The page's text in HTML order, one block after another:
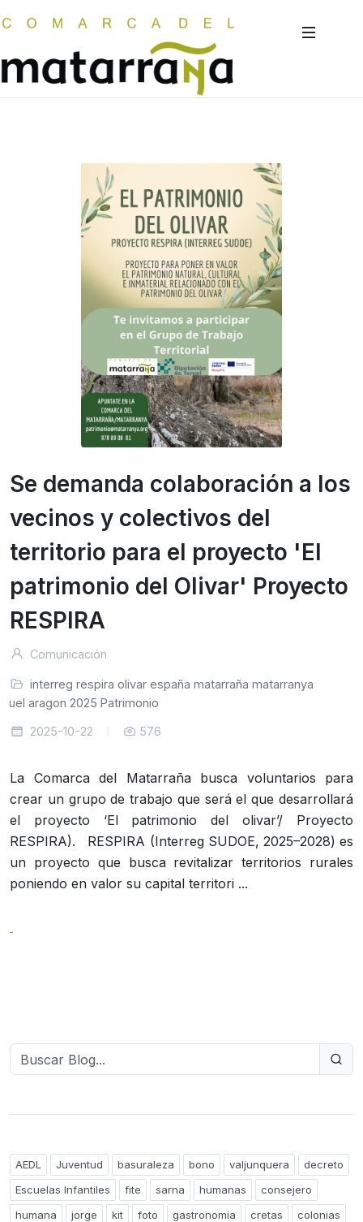
Se demanda colaboración a los
vecinos y colectivos del
territorio para el proyecto 'El
patrimonio del Olivar' Proyecto
RESPIRA
Comunicación
interreg respira olivar españa matarraña matarranya
aragon 2025 Patrimonio
2025-10-22 576
La Comarca del Matarraña busca voluntarios para
crear un grupo de trabajo que será el que desarrollará
el proyecto ‘El patrimonio del olivar’/ Proyecto
RESPIRA). RESPIRA (Interreg SUDOE, 2025–2028) es
un proyecto que busca revitalizar territorios rurales
poniendo en valor su capital territori ...
AEDL Juventud basuraleza bono valjunquera
decreto
Escuelas Infantiles
fite sarna humanas
consejero
humana
jorge kit foto gastronomia cretas
colonias